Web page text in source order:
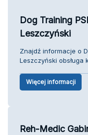
Dog Training
Leszczyński
Znajdź informacje o
Leszczyński obsługa
Więcej informacji
Reh-Medic